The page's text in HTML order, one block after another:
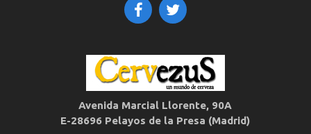
Avenida Marcial Llorente, 90A
E-28696 Pelayos de la Presa (Madrid)